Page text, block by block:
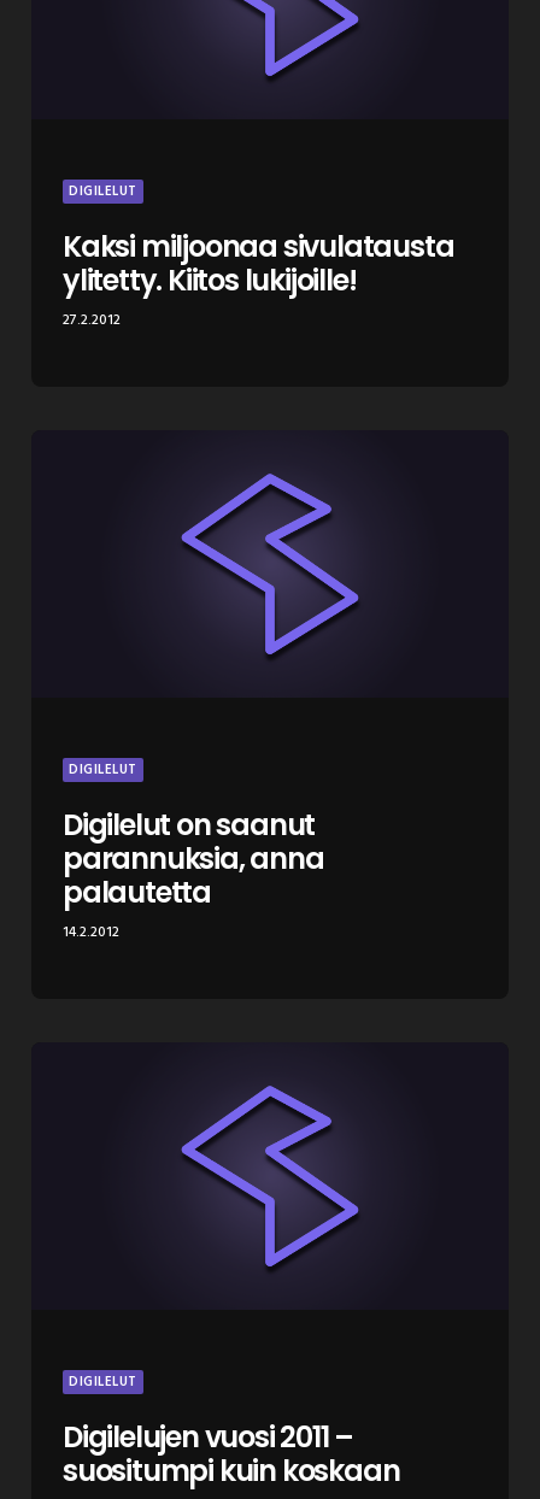
DIGILELUT
Kaksi miljoonaa sivulatausta
ylitetty. Kiitos lukijoille!
27.2.2012
DIGILELUT
Digilelut on saanut
parannuksia, anna
palautetta
14.2.2012
DIGILELUT
Digilelujen vuosi 2011 –
suositumpi kuin koskaan